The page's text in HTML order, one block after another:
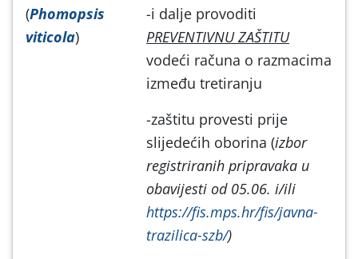
(Phomopsis
viticola)
-i dalje provoditi
PREVENTIVNU ZAŠTITU
vodeći računa o razmacima
između tretiranju
-zaštitu provesti prije
slijedećih oborina (izbor
registriranih pripravaka u
obavijesti od 05.06. i/ili
https://fis.mps.hr/fis/javna-
trazilica-szb/)